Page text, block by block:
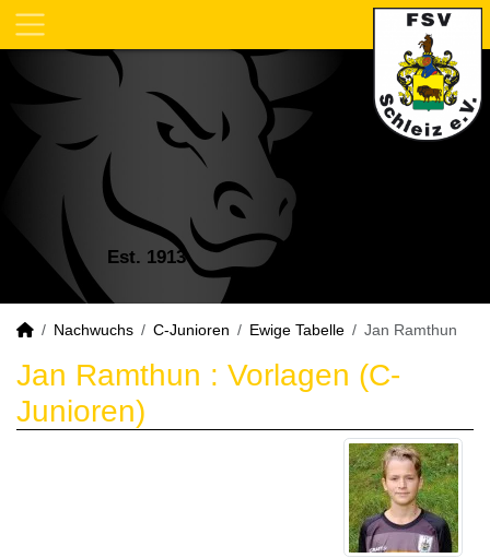
Est. 1913
Nachwuchs C-Junioren Ewige Tabelle Jan Ramthun
Jan Ramthun : Vorlagen (C-
Junioren)